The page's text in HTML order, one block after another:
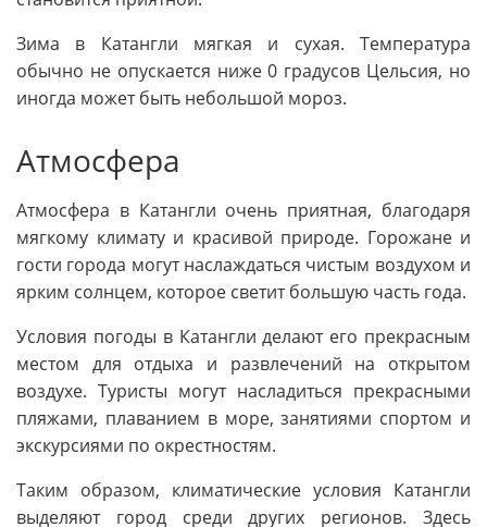
Зима в Катангли мягкая и сухая. Температура
обычно не опускается ниже 0 градусов Цельсия, но
иногда может быть небольшой мороз.
Атмосфера
Атмосфера в Катангли очень приятная, благодаря
мягкому климату и красивой природе. Горожане и
гости города могут наслаждаться чистым воздухом и
ярким солнцем, которое светит большую часть года.
Условия погоды в Катангли делают его прекрасным
местом для отдыха и развлечений на открытом
воздухе. Туристы могут насладиться прекрасными
пляжами, плаванием в море, занятиями спортом и
экскурсиями по окрестностям.
Таким образом, климатические условия Катангли
выделяют город среди других регионов. Здесь